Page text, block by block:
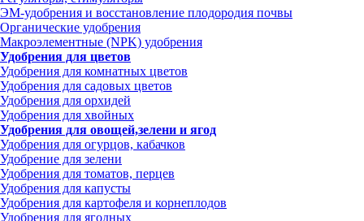
ЭМ-удобрения и восстановление плодородия почвы
Органические удобрения
Макроэлементные (NPK) удобрения
Удобрения для цветов
Удобрения для комнатных цветов
Удобрения для садовых цветов
Удобрения для орхидей
Удобрения для хвойных
Удобрения для овощей,зелени и ягод
Удобрения для огурцов, кабачков
Удобрение для зелени
Удобрения для томатов, перцев
Удобрения для капусты
Удобрения для картофеля и корнеплодов
Удобрения для ягодных